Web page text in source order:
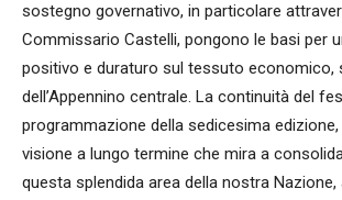
sostegno governativo, in particolare
Commissario Castelli, pongono le basi per
positivo e duraturo sul tessuto economico,
dell’Appennino centrale. La continuità del
programmazione della sedicesima
visione a lungo termine che mira a
questa splendida area della nostra